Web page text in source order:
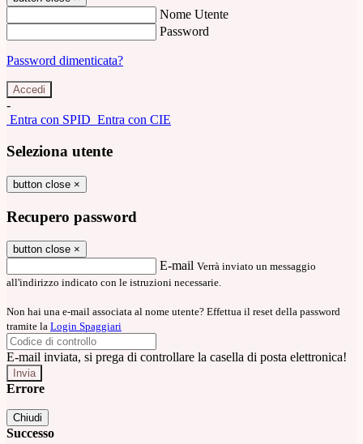
Nome Utente
Password
Password dimenticata?
-
Entra con SPID Entra con CIE
Seleziona utente
button close ×
Recupero password
button close ×
E-mail Verrà inviato un messaggio
all'indirizzo indicato con le istruzioni necessarie.
Non hai una e-mail associata al nome utente? Effettua il reset della password
tramite la Login Spaggiari
E-mail inviata, si prega di controllare la casella di posta elettronica!
Errore
Chiudi
Successo